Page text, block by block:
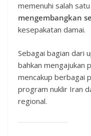
memenuhi salah
mengembangkan
kesepakatan damai.
Sebagai bagian dari
bahkan mengajukan
mencakup berbagai
program nuklir Iran
regional.